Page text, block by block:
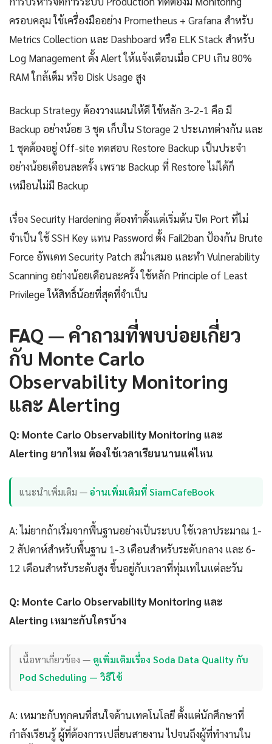
ครอบคลุม ใช้เครื่องมืออย่าง Prometheus + Grafana สำหรับ
Metrics Collection และ Dashboard หรือ ELK Stack สำหรับ
Log Management ตั้ง Alert ให้แจ้งเตือนเมื่อ CPU เกิน 80%
RAM ใกล้เต็ม หรือ Disk Usage สูง
Backup Strategy ต้องวางแผนให้ดี ใช้หลัก 3-2-1 คือ มี
Backup อย่างน้อย 3 ชุด เก็บใน Storage 2 ประเภทต่างกัน และ
1 ชุดต้องอยู่ Off-site ทดสอบ Restore Backup เป็นประจำ
อย่างน้อยเดือนละครั้ง เพราะ Backup ที่ Restore ไม่ได้ก็
เหมือนไม่มี Backup
เรื่อง Security Hardening ต้องทำตั้งแต่เริ่มต้น ปิด Port ที่ไม่
จำเป็น ใช้ SSH Key แทน Password ตั้ง Fail2ban ป้องกัน Brute
Force อัพเดท Security Patch สม่ำเสมอ และทำ Vulnerability
Scanning อย่างน้อยเดือนละครั้ง ใช้หลัก Principle of Least
Privilege ให้สิทธิ์น้อยที่สุดที่จำเป็น
FAQ — คำถามที่พบบ่อยเกี่ยว
กับ Monte Carlo
Observability Monitoring
และ Alerting
Q: Monte Carlo Observability Monitoring และ
Alerting ยากไหม ต้องใช้เวลาเรียนนานแค่ไหน
แนะนำเพิ่มเติม —อ่านเพิ่มเติมที่ SiamCafeBook
A: ไม่ยากถ้าเริ่มจากพื้นฐานอย่างเป็นระบบ ใช้เวลาประมาณ 1-
2 สัปดาห์สำหรับพื้นฐาน 1-3 เดือนสำหรับระดับกลาง และ 6-
12 เดือนสำหรับระดับสูง ขึ้นอยู่กับเวลาที่ทุ่มเทในแต่ละวัน
Q: Monte Carlo Observability Monitoring และ
Alerting เหมาะกับใครบ้าง
เนื้อหาเกี่ยวข้อง — ดูเพิ่มเติมเรื่อง Soda Data Quality กับ
Pod Scheduling — วิธีใช้
A: เหมาะกับทุกคนที่สนใจด้านเทคโนโลยี ตั้งแต่นักศึกษาที่
กำลังเรียนรู้ ผู้ที่ต้องการเปลี่ยนสายงาน ไปจนถึงผู้ที่ทำงานใน